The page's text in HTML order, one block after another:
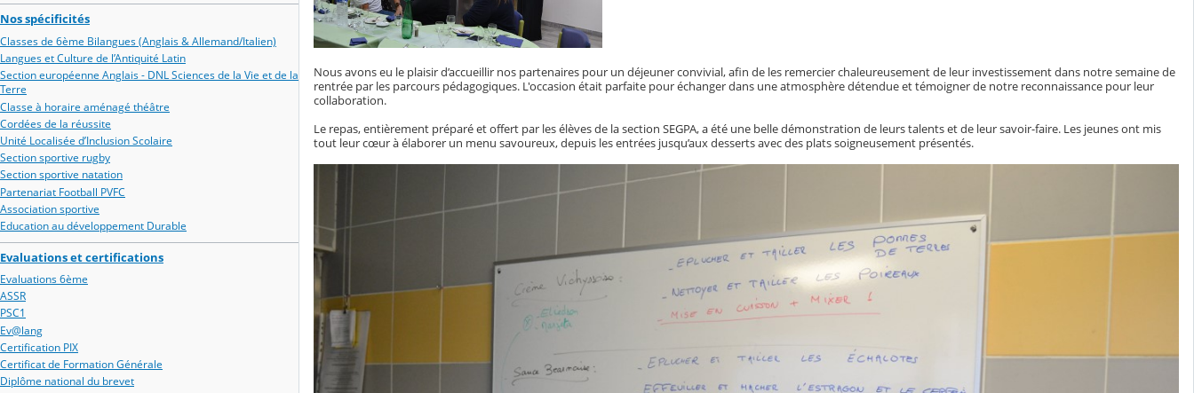
Nos spécificités
Classes de 6ème Bilangues (Anglais & Allemand/Italien)
Langues et Culture de l’Antiquité Latin
Section européenne Anglais - DNL Sciences de la Vie et de la
Terre
Classe à horaire aménagé théâtre
Cordées de la réussite
Unité Localisée d’Inclusion Scolaire
Section sportive rugby
Section sportive natation
Partenariat Football PVFC
Association sportive
Education au développement Durable
Evaluations et certifications
Evaluations 6ème
ASSR
PSC1
Ev@lang
Certification PIX
Certificat de Formation Générale
Diplôme national du brevet
Nous avons eu le plaisir d’accueillir nos partenaires pour un déjeuner convivial, afin de les remercier chaleureusement de leur investissement dans notre semaine de
rentrée par les parcours pédagogiques. L'occasion était parfaite pour échanger dans une atmosphère détendue et témoigner de notre reconnaissance pour leur
collaboration.
Le repas, entièrement préparé et offert par les élèves de la section SEGPA, a été une belle démonstration de leurs talents et de leur savoir-faire. Les jeunes ont mis
tout leur cœur à élaborer un menu savoureux, depuis les entrées jusqu’aux desserts avec des plats soigneusement présentés.